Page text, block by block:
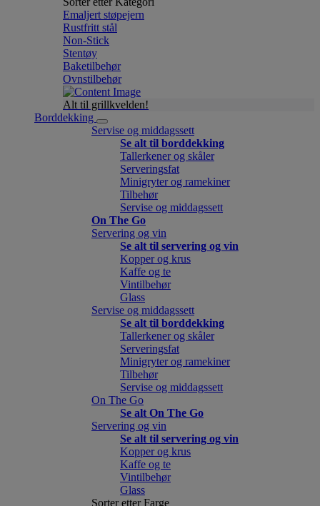
Emaljert støpejern
Rustfritt stål
Non-Stick
Stentøy
Baketilbehør
Ovnstilbehør
Alt til grillkvelden!
Borddekking
Servise og middagssett
Se alt til borddekking
Tallerkener og skåler
Serveringsfat
Minigryter og ramekiner
Tilbehør
Servise og middagssett
On The Go
Servering og vin
Se alt til servering og vin
Kopper og krus
Kaffe og te
Vintilbehør
Glass
Servise og middagssett
Se alt til borddekking
Tallerkener og skåler
Serveringsfat
Minigryter og ramekiner
Tilbehør
Servise og middagssett
On The Go
Se alt On The Go
Servering og vin
Se alt til servering og vin
Kopper og krus
Kaffe og te
Vintilbehør
Glass
Sorter etter Farge